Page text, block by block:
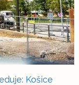
Košice